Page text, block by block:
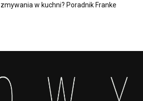
zmywania w kuchni? Poradnik Franke